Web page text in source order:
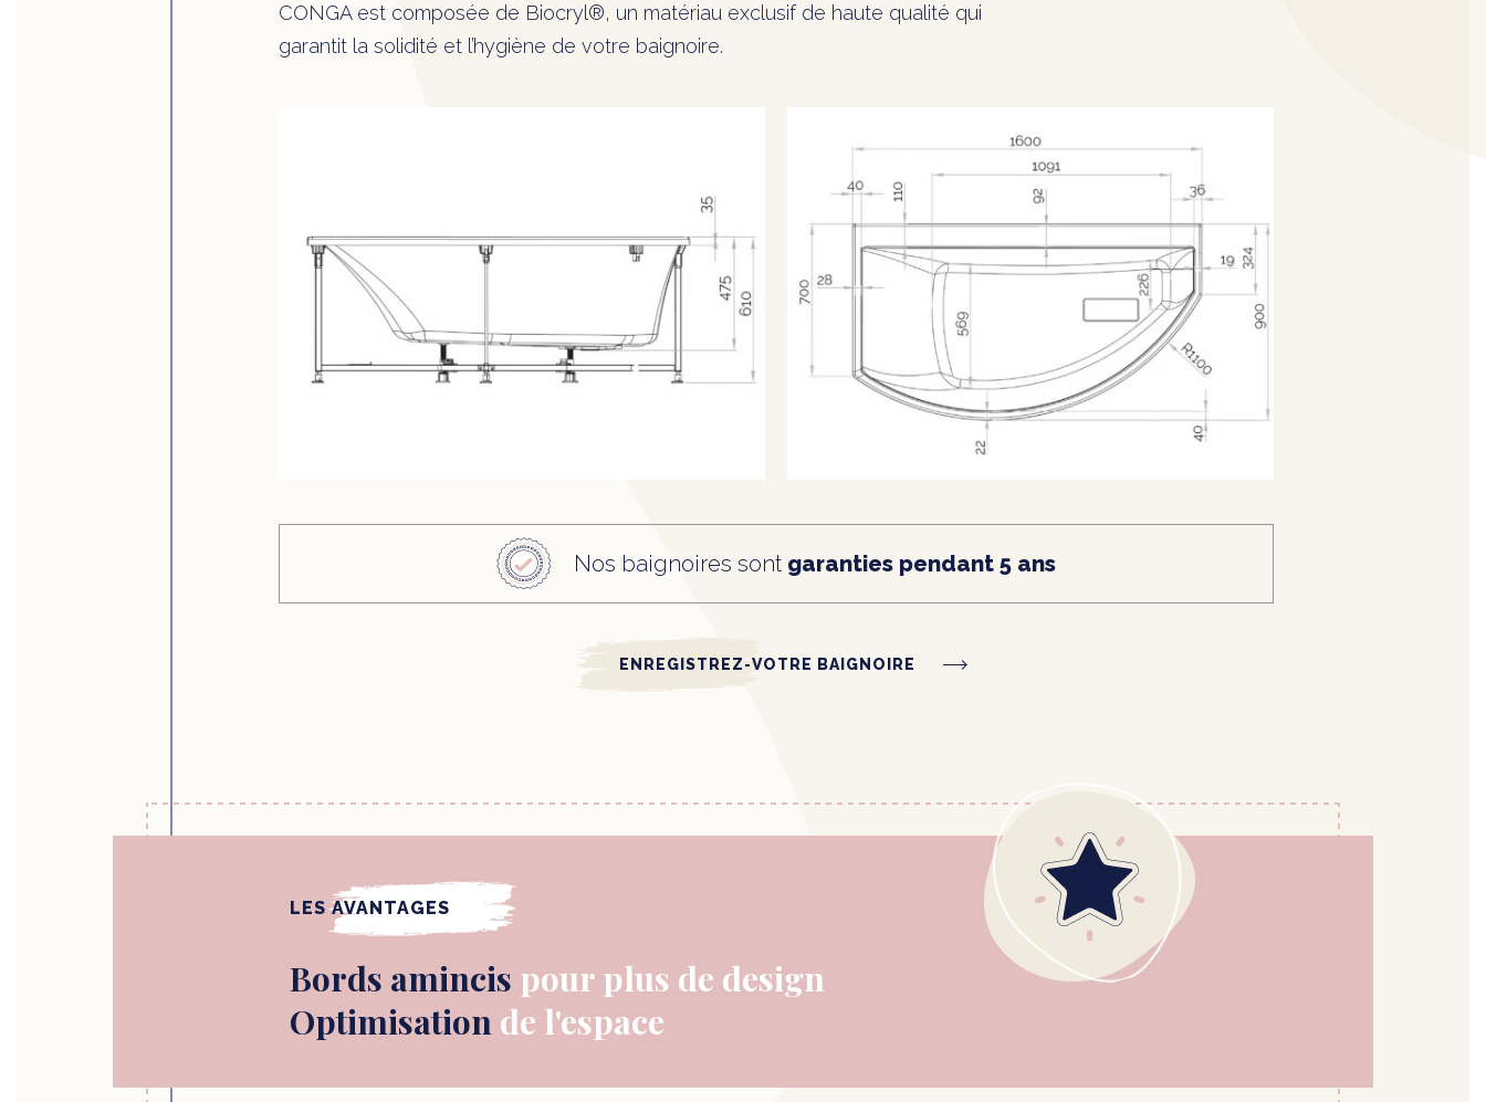
CONGA est composée de Biocryl®, un matériau exclusif de haute qualité qui
garantit la solidité et l’hygiène de votre baignoire.
Nos baignoires sont garanties pendant 5 ans
ENREGISTREZ-VOTRE BAIGNOIRE
LES AVANTAGES
Bords amincis pour plus de design
Optimisation de l'espace